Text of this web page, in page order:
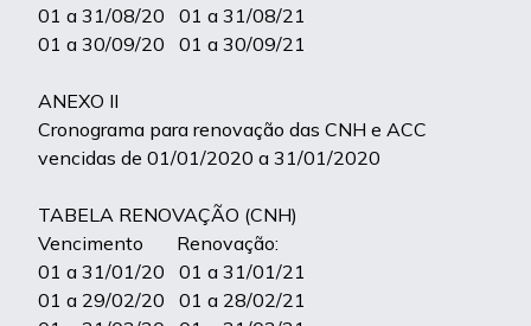
01 a 31/08/20 01 a 31/08/21
01 a 30/09/20 01 a 30/09/21
ANEXO II
Cronograma para renovação das CNH e ACC
vencidas de 01/01/2020 a 31/01/2020
TABELA RENOVAÇÃO (CNH)
Vencimento Renovação:
01 a 31/01/20 01 a 31/01/21
01 a 29/02/20 01 a 28/02/21